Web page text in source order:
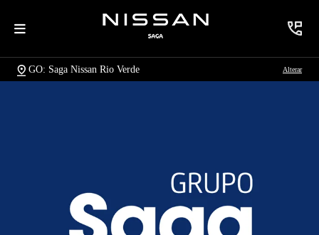
GO: Saga Nissan Rio Verde Alterar